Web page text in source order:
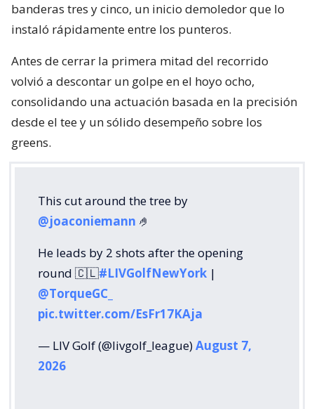
banderas tres y cinco, un inicio demoledor que lo
instaló rápidamente entre los punteros.
Antes de cerrar la primera mitad del recorrido
volvió a descontar un golpe en el hoyo ocho,
consolidando una actuación basada en la precisión
desde el tee y un sólido desempeño sobre los
greens.
This cut around the tree by
@joaconiemann 🤌
He leads by 2 shots after the opening
round 🇨🇱#LIVGolfNewYork |
@TorqueGC_
pic.twitter.com/EsFr17KAja
— LIV Golf (@livgolf_league)August 7,
2026